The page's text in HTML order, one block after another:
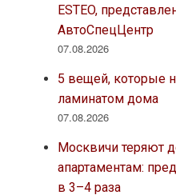
ESTEO,
АвтоСпецЦентр
07.08.2026
5 вещей, которые
ламинатом дома
07.08.2026
Москвичи теряют
апартаментам:
в 3–4 раза